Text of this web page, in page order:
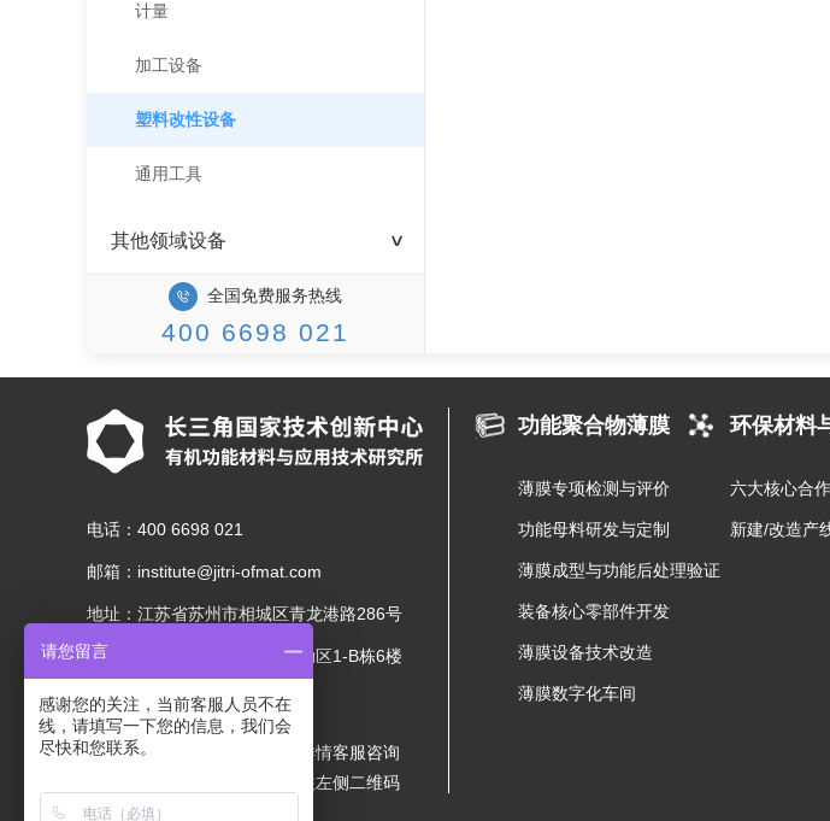
计量
加工设备
塑料改性设备
通用工具
其他领域设备 >
全国免费服务热线
400 6698 021
电话：400 6698 021
邮箱：institute@jitri-ofmat.com
地址：江苏省苏州市相城区青龙港路286号
长三角国际研发社区启动区1-B栋6楼
获取更多详情客服咨询
请扫描关注左侧二维码
功能聚合物薄膜
薄膜专项检测与评价
功能母料研发与定制
薄膜成型与功能后处理验证
装备核心零部件开发
薄膜设备技术改造
薄膜数字化车间
环保材料
六大核心合
新建/改造产
请您留言
感谢您的关注，当前客服人员不在
线，请填写一下您的信息，我们会
尽快和您联系。